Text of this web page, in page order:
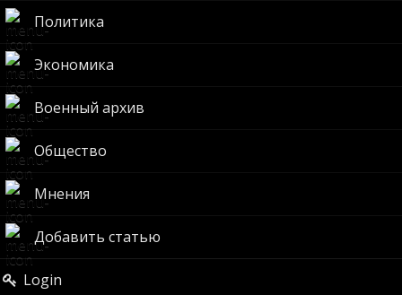
Политика
Экономика
Военный архив
Общество
Мнения
Добавить статью
Login